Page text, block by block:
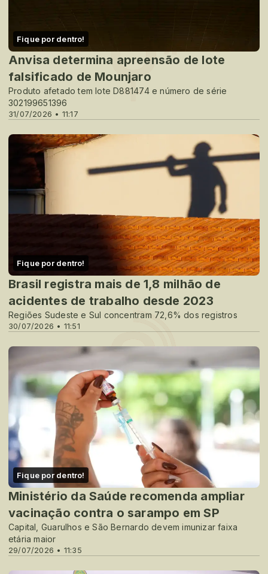
Fique por dentro!
31/07/2026 • 11:17
Anvisa determina apreensão de lote
falsificado de Mounjaro
Produto afetado tem lote D881474 e número de série
302199651396
Fique por dentro!
30/07/2026 • 11:51
Brasil registra mais de 1,8 milhão de
acidentes de trabalho desde 2023
Regiões Sudeste e Sul concentram 72,6% dos registros
Fique por dentro!
29/07/2026 • 11:35
Ministério da Saúde recomenda ampliar
vacinação contra o sarampo em SP
Capital, Guarulhos e São Bernardo devem imunizar faixa
etária maior